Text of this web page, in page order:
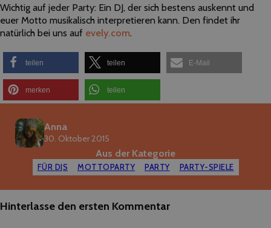
Wichtig auf jeder Party: Ein DJ, der sich bestens auskennt und
euer Motto musikalisch interpretieren kann. Den findet ihr
natürlich bei uns auf evely.com.
teilen teilen E-Mail
merken teilen
Anna
30. Oktober 2015
Aus der Kategorie
FÜR DJS MOTTOPARTY PARTY PARTY-SPIELE
Hinterlasse den ersten Kommentar